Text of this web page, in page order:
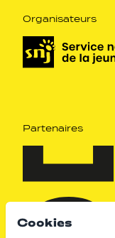
Cookies
Organisateurs
Partenaires